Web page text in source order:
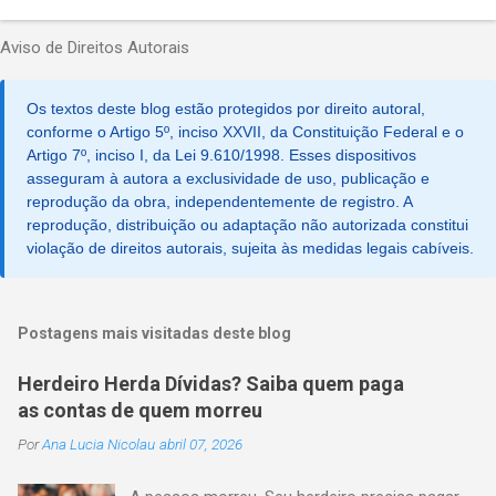
Aviso de Direitos Autorais
Os textos deste blog estão protegidos por direito autoral,
conforme o Artigo 5º, inciso XXVII, da Constituição Federal e o
Artigo 7º, inciso I, da Lei 9.610/1998. Esses dispositivos
asseguram à autora a exclusividade de uso, publicação e
reprodução da obra, independentemente de registro. A
reprodução, distribuição ou adaptação não autorizada constitui
violação de direitos autorais, sujeita às medidas legais cabíveis.
Postagens mais visitadas deste blog
Herdeiro Herda Dívidas? Saiba quem paga
as contas de quem morreu
PorAna Lucia Nicolau abril 07, 2026